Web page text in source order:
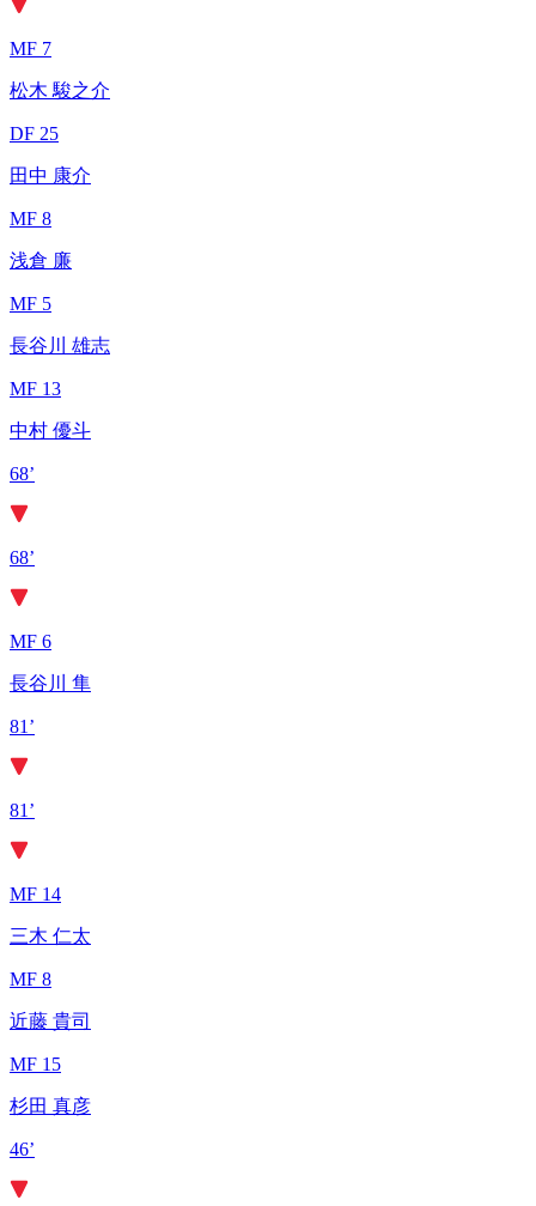
MF 7
松木 駿之介
DF 25
田中 康介
MF 8
浅倉 廉
MF 5
長谷川 雄志
MF 13
中村 優斗
68’
68’
MF 6
長谷川 隼
81’
81’
MF 14
三木 仁太
MF 8
近藤 貴司
MF 15
杉田 真彦
46’